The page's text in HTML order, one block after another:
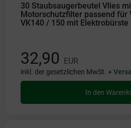
30 Staubsaugerbeutel Vlies
Motorschutzfilter passend für
VK140 / 150 mit Elektrobürste
32,90 EUR
inkl. der gesetzlichen MwSt. +
In den